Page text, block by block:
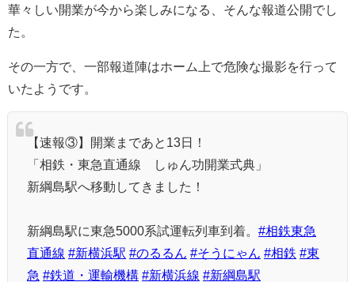
華々しい開業が今から楽しみになる、そんな報道公開でし
た。
その一方で、一部報道陣はホーム上で危険な撮影を行って
いたようです。
【速報③】開業まであと13日！
「相鉄・東急直通線 しゅん功開業式典」
新綱島駅へ移動してきました！
新綱島駅に東急5000系試運転列車到着。 #相鉄東急
直通線 #新横浜駅 #のるるん #そうにゃん #相鉄 #東
急 #鉄道・運輸機構 #新横浜線 #新綱島駅